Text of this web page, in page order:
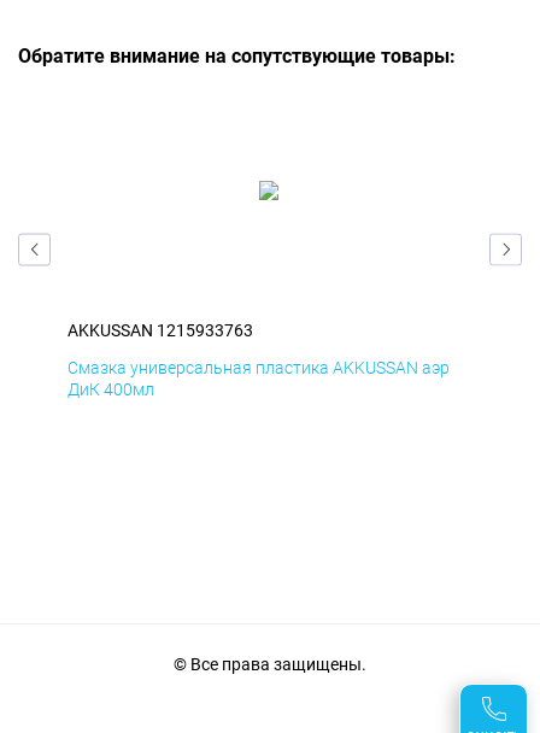
Обратите внимание на сопутствующие товары:
AKKUSSAN 1215933763
Смазка универсальная пластика AKKUSSAN аэр
ДиК 400мл
© Все права защищены.